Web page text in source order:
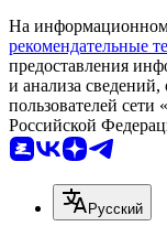
На информационном
рекомендательные
предоставления
и анализа
пользователей
Российской
Русский